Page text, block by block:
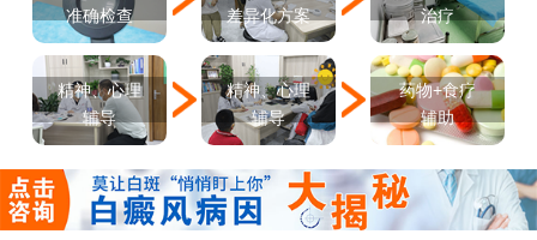
准确检查
差异化方案
治疗
精神、心理
辅导
精神、心理
辅导
药物+食疗
辅助